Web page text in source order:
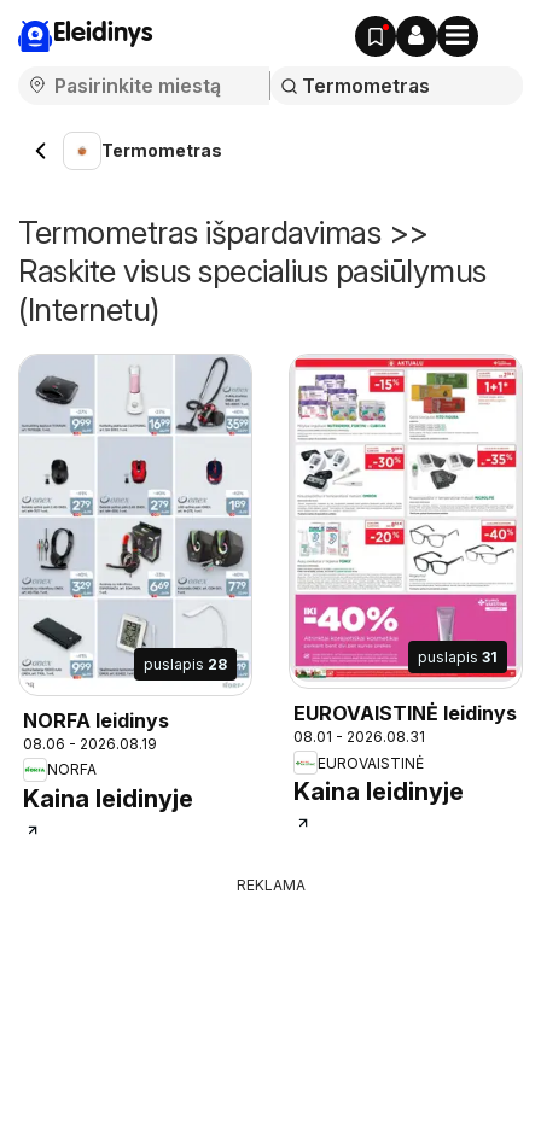
Eleidinys
Termometras
Termometras išpardavimas >>
Raskite visus specialius pasiūlymus
(Internetu)
puslapis 28
NORFA leidinys
08.06 - 2026.08.19
NORFA
Kaina leidinyje
puslapis 31
EUROVAISTINĖ leidinys
08.01 - 2026.08.31
EUROVAISTINĖ
Kaina leidinyje
REKLAMA